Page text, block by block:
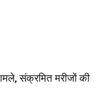
संक्रमित मरीजों की